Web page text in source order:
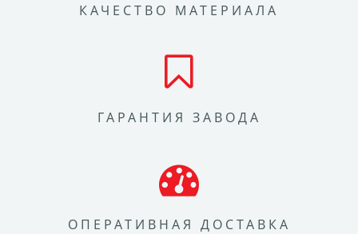
КАЧЕСТВО МАТЕРИАЛА
ГАРАНТИЯ ЗАВОДА
ОПЕРАТИВНАЯ ДОСТАВКА